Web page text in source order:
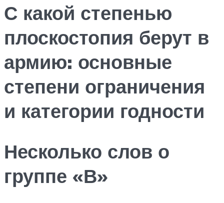
С какой степенью
плоскостопия берут в
армию: основные
степени ограничения
и категории годности
Несколько слов о
группе «В»